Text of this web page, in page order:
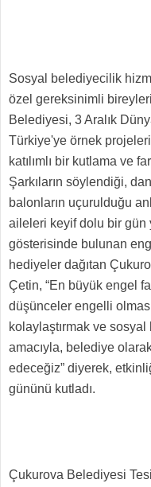
Sosyal belediyecilik
özel gereksinimli
Belediyesi, 3 Aralık
Türkiye'ye örnek
katılımlı bir kutlama ve
Şarkıların söylendiği,
balonların uçurulduğu
aileleri keyif dolu bir gün
gösterisinde bulunan
hediyeler dağıtan
Çetin, “En büyük engel
düşünceler engelli
kolaylaştırmak ve sosyal
amacıyla, belediye
edeceğiz” diyerek,
gününü kutladı.
Çukurova Belediyesi